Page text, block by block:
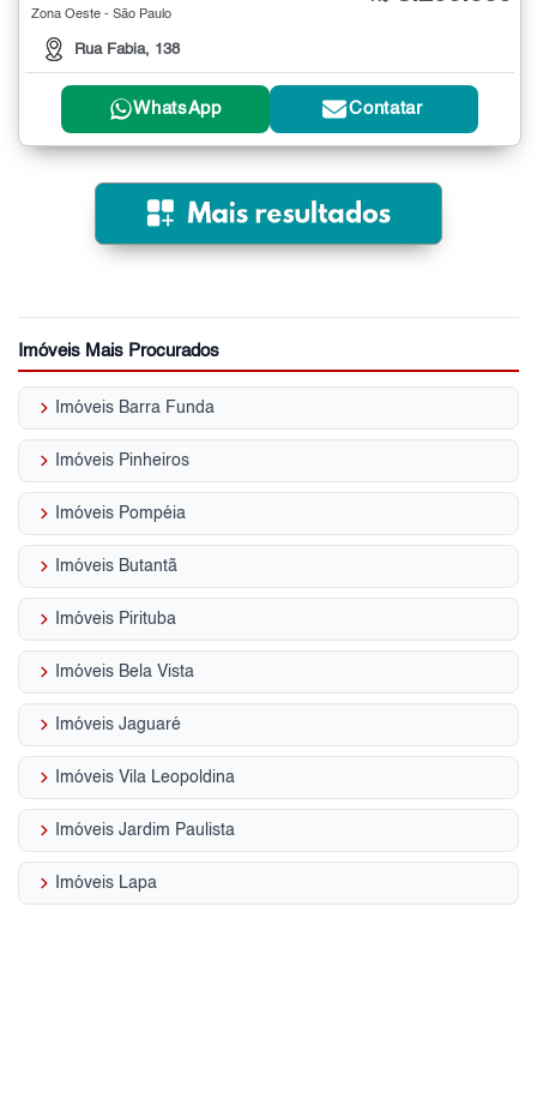
Zona Oeste - São Paulo
Rua Fabia, 138
WhatsApp Contatar
Imóveis Mais Procurados
keyboard_arrow_right Imóveis Barra Funda
keyboard_arrow_right Imóveis Pinheiros
keyboard_arrow_right Imóveis Pompéia
keyboard_arrow_right Imóveis Butantã
keyboard_arrow_right Imóveis Pirituba
keyboard_arrow_right Imóveis Bela Vista
keyboard_arrow_right Imóveis Jaguaré
keyboard_arrow_right Imóveis Vila Leopoldina
keyboard_arrow_right Imóveis Jardim Paulista
keyboard_arrow_right Imóveis Lapa